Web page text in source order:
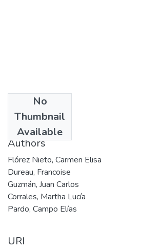
No
Thumbnail
Available
1999
Authors
Flórez Nieto, Carmen Elisa
Dureau, Francoise
Guzmán, Juan Carlos
Corrales, Martha Lucía
Pardo, Campo Elías
URI